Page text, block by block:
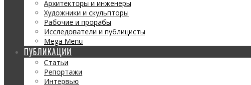
Архитекторы и инженеры
Художники и скульпторы
Рабочие и прорабы
Исследователи и публицисты
Mega Menu
ПУБЛИКАЦИИ
Статьи
Репортажи
Интервью